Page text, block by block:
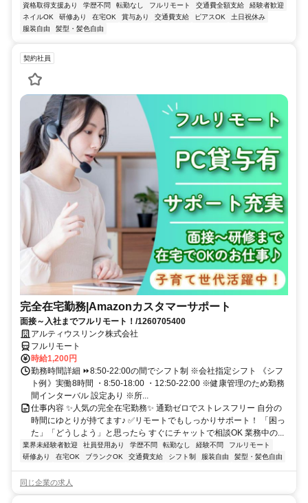
資格取得支援あり
学歴不問 転勤なし フルリモート 交通費全額支給
経験者歓迎
ネイルOK
研修あり 在宅OK 賞与あり 交通費支給 ピアスOK
土日祝休み
服装自由
髪型・髪色自由
契約社員
完全在宅勤務|Amazonカスタマーサポート
面接～入社までフルリモート！/1260705400
アルティウスリンク株式会社
フルリモート
時給1,200円
勤務時間詳細 ⏩8:50-22:00の間でシフト制 ※会社指定シフト 《シフ
ト例》実働8時間 ・8:50-18:00 ・12:50-22:00 ※健康管理のため勤務
間インターバル 設定あり ※所...
仕事内容 ✨人気の完全在宅勤務✨ 通勤ゼロでストレスフリー 自分の
時間にゆとりが持てます♪ ✅リモートでもしっかりサポート！ 「困っ
た」「どうしよう」と思ったら すぐにチャットで相談OK 業務中の...
業界未経験者歓迎 社員登用あり 学歴不問 転勤なし 経験不問
フルリモート
研修あり
在宅OK ブランクOK 交通費支給 シフト制 服装自由 髪型・髪色自由
同じ企業の求人